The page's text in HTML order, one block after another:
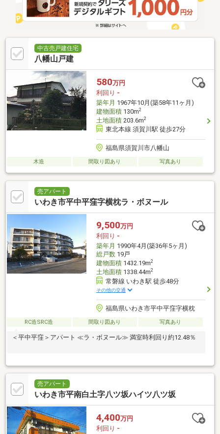
中古売戸建住宅
八幡山戸建
580万円
利回り -
築年月 1967年10月(築58年11ヶ月)
建物面積130m2
土地面積203.6m2
東北本線 須賀川駅 徒歩27分
福島県須賀川市八幡山
木造 間取り図あり 写真あり
売アパート
いわき市平中平窪字横枕ラ・ボヌール
9,500万円
利回り -
築年月 1990年4月(築36年5ヶ月)
総戸数19戸
建物面積1432.19m2
土地面積1338.44m2
常磐線 いわき駅 徒歩48分
その他の交通
福島県いわき市平中平窪字横枕
RC造SRC造 間取り図あり 写真あり
＜平中平窪＞アパート ≪ラ・ボヌール≫ 満室時利回り約12.48％
売アパート
いわき市平南白土字八ツ坂ハイツ八ツ坂
4,400万円
利回り -